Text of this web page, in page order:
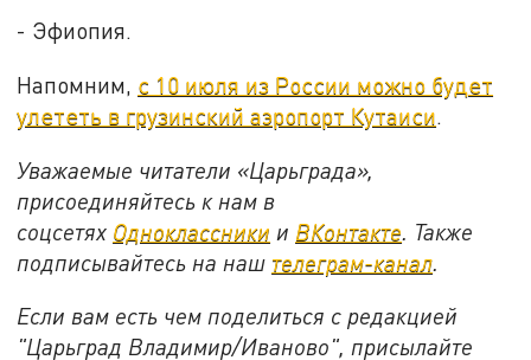
- Эфиопия.
Напомним, с 10 июля из России можно будет
улететь в грузинский аэропорт Кутаиси.
Уважаемые читатели «Царьграда»,
присоединяйтесь к нам в
соцсетях Одноклассники и ВКонтакте . Также
подписывайтесь на наш телеграм-канал
Если вам есть чем поделиться с редакцией
"Царьград Владимир/Иваново", присылайте